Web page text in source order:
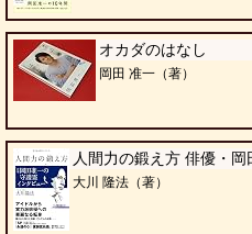
オカダのはなし
岡田 准一（著）
人間力の鍛え方 俳優・
大川 隆法（著）